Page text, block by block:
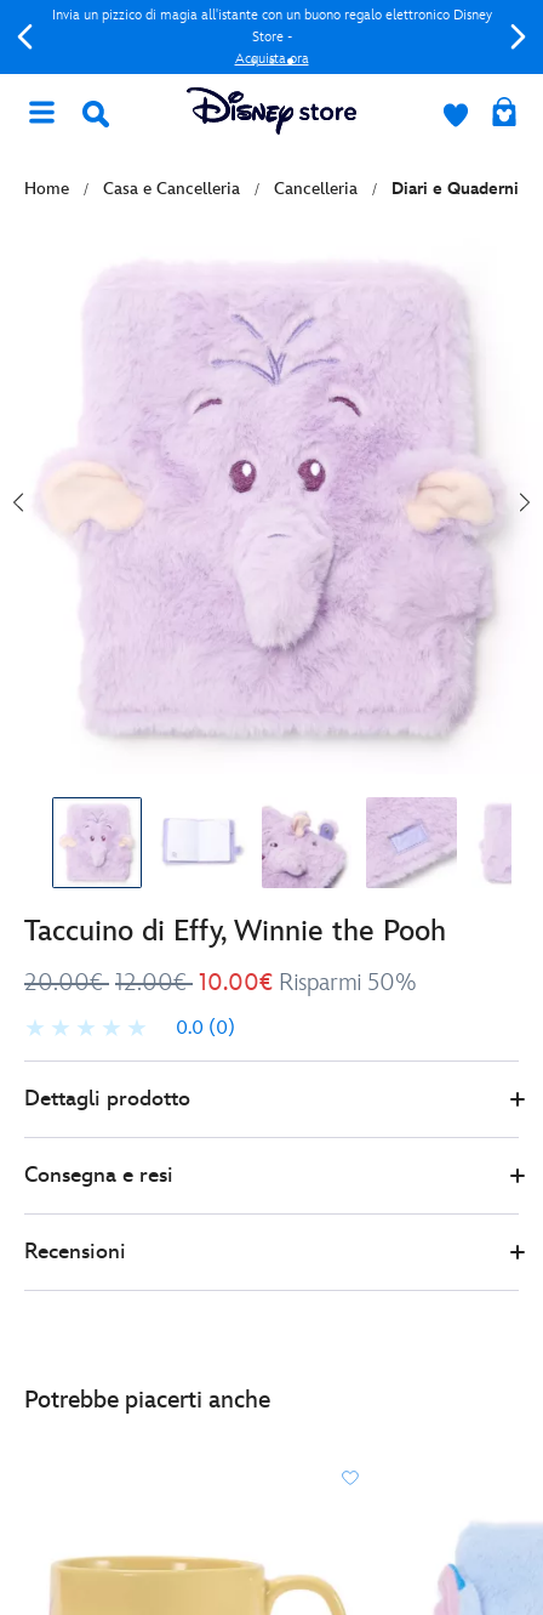
Invia un pizzico di magia all'istante con un buono regalo elettronico Disney
Store -
Acquista ora
Home Casa e Cancelleria Cancelleria Diari e Quaderni
Taccuino di Effy, Winnie the Pooh
20.00€ 12.00€ 10.00€ Risparmi 50%
0.0 (0)
Store
10.00
https://www.disneystore.it/taccuino-
winnie-
the-
Dettagli prodotto
Consegna e resi
Recensioni
Potrebbe piacerti anche